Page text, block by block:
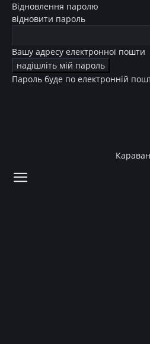
Відновлення паролю
відновити пароль
Вашу адресу електронної пошти
Пароль буде по електронній
Караван